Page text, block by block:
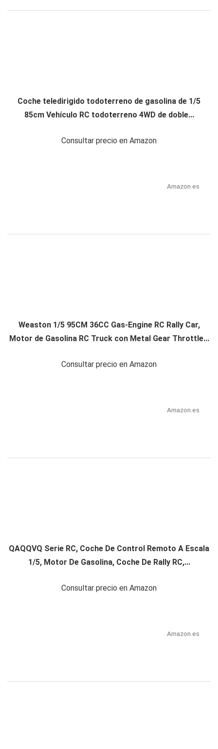
Coche teledirigido todoterreno de gasolina de 1/5
85cm Vehículo RC todoterreno 4WD de doble...
Consultar precio en Amazon
Amazon.es
Weaston 1/5 95CM 36CC Gas-Engine RC Rally Car,
Motor de Gasolina RC Truck con Metal Gear Throttle...
Consultar precio en Amazon
Amazon.es
QAQQVQ Serie RC, Coche De Control Remoto A Escala
1/5, Motor De Gasolina, Coche De Rally RC,...
Consultar precio en Amazon
Amazon.es